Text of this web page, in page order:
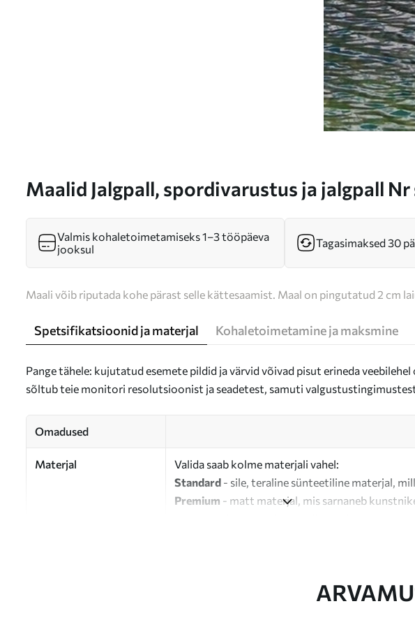
Maalid Jalgpall, spordivarustus ja jalgpall Nr
Valmis kohaletoimetamiseks 1–3 tööpäeva
jooksul
Tagasimaksed 30
Maali võib riputada kohe pärast selle kättesaamist. Maal on pingutatud 2 cm
Spetsifikatsioonid ja materjal Kohaletoimetamine ja maksmine
Pange tähele: kujutatud esemete pildid ja värvid võivad pisut erineda
sõltub teie monitori resolutsioonist ja seadetest, samuti
Omadused
Materjal
Valida saab kolme materjali vahel:
Standard - sile, teraline sünteetiline materjal,
Premium - matt materjal, mis sarnaneb